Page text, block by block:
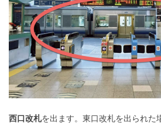
西口改札を出ます。東口改札を出られた